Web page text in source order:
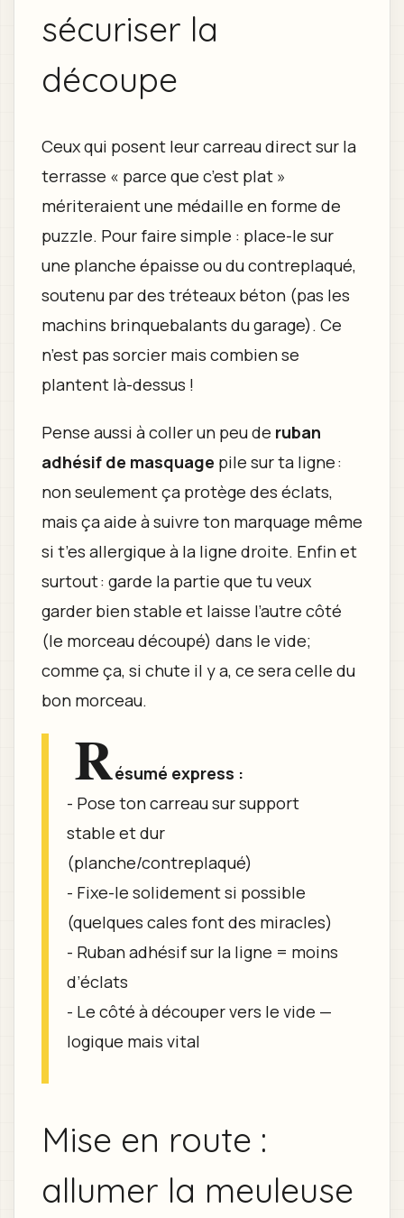
sécuriser la
découpe
Ceux qui posent leur carreau direct sur la
terrasse « parce que c’est plat »
mériteraient une médaille en forme de
puzzle. Pour faire simple : place-le sur
une planche épaisse ou du contreplaqué,
soutenu par des tréteaux béton (pas les
machins brinquebalants du garage). Ce
n’est pas sorcier mais combien se
plantent là-dessus !
Pense aussi à coller un peu de ruban
adhésif de masquage pile sur ta ligne :
non seulement ça protège des éclats,
mais ça aide à suivre ton marquage même
si t’es allergique à la ligne droite. Enfin et
surtout : garde la partie que tu veux
garder bien stable et laisse l’autre côté
(le morceau découpé) dans le vide;
comme ça, si chute il y a, ce sera celle du
bon morceau.
Résumé express :
- Pose ton carreau sur support
stable et dur
(planche/contreplaqué)
- Fixe-le solidement si possible
(quelques cales font des miracles)
- Ruban adhésif sur la ligne = moins
d’éclats
- Le côté à découper vers le vide —
logique mais vital
Mise en route :
allumer la meuleuse